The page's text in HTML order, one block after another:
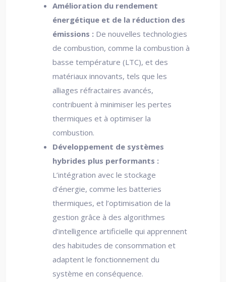
Amélioration du rendement
énergétique et de la réduction des
émissions : De nouvelles technologies
de combustion, comme la combustion à
basse température (LTC), et des
matériaux innovants, tels que les
alliages réfractaires avancés,
contribuent à minimiser les pertes
thermiques et à optimiser la
combustion.
Développement de systèmes
hybrides plus performants :
L’intégration avec le stockage
d’énergie, comme les batteries
thermiques, et l’optimisation de la
gestion grâce à des algorithmes
d’intelligence artificielle qui apprennent
des habitudes de consommation et
adaptent le fonctionnement du
système en conséquence.